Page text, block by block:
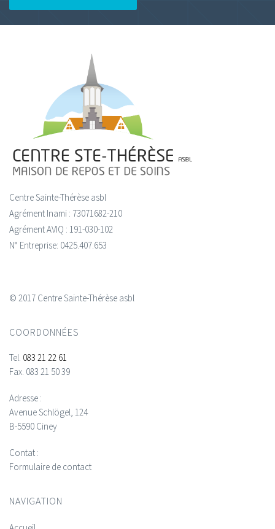
Centre Sainte-Thérèse asbl
Agrément Inami : 73071682-210
Agrément AVIQ : 191-030-102
N° Entreprise: 0425.407.653
© 2017 Centre Sainte-Thérèse asbl
COORDONNÉES
Tel. 083 21 22 61
Fax. 083 21 50 39
Adresse :
Avenue Schlögel, 124
B-5590 Ciney
Contat :
Formulaire de contact
NAVIGATION